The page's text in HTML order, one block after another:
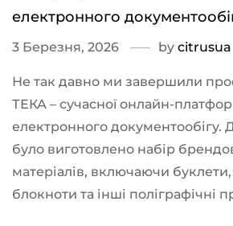
електронного
3 Березня, 2026 by citrusua
Не так давно ми завершили
ТЕКА – сучасної онлайн-
електронного документообігу.
було виготовлено набір
матеріалів, включаючи буклети,
блокноти та інші поліграфічні